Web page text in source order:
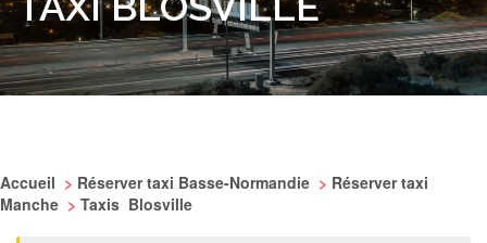
Accueil > Réserver taxi Basse-Normandie > Réserver taxi
Manche > Taxis Blosville